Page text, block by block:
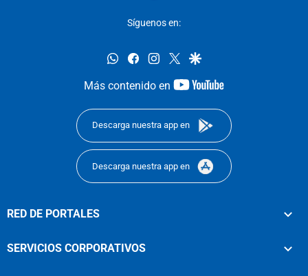
Síguenos en:
whatsappfacebookinstagram
twittergoogle
Más contenido en
youtube-
Descarga nuestra app en
Descarga nuestra app en
RED DE PORTALES
SERVICIOS CORPORATIVOS